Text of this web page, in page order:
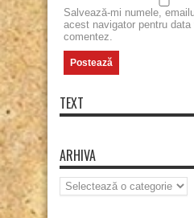
Salvează-mi numele,
acest navigator pentru
comentez.
TEXT
ARHIVA
Arhiva